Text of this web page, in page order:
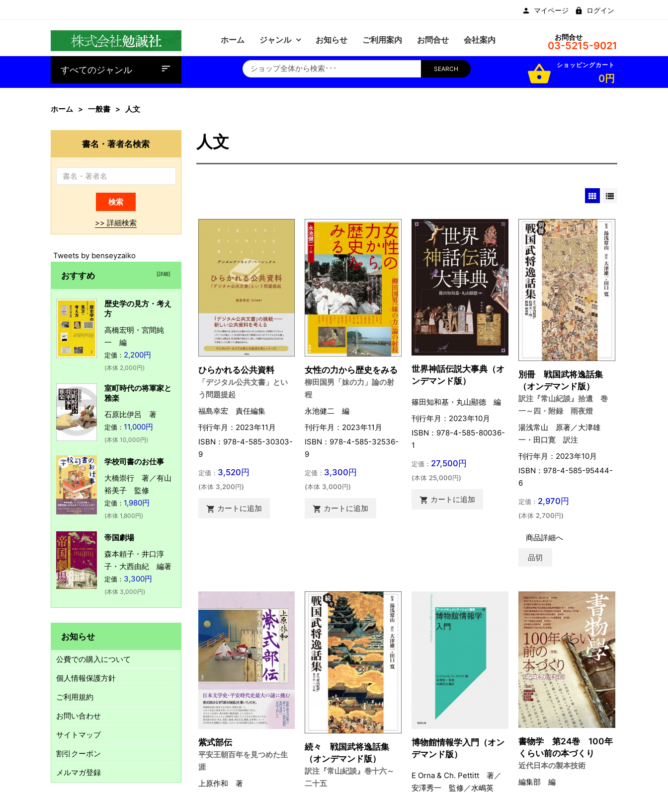
マイページ ログイン
ホーム ジャンル お知らせ ご利用案内 お問合せ 会社案内 お問合せ
03-5215-9021
すべてのジャンル
baseline_sort SEARCH shopping_basket ショッピングカート
0円
ホーム 一般書 人文
人文
ひらかれる公共資料
「デジタル公共文書」とい
う問題提起
福島幸宏 責任編集
刊行年月：2023年11月
ISBN：978-4-585-30303-
9
定価： 3,520円
(本体 3,200円)
 カートに追加
女性の力から歴史をみる
柳田国男「妹の力」論の射
程
永池健二 編
刊行年月：2023年11月
ISBN：978-4-585-32536-
9
定価： 3,300円
(本体 3,000円)
 カートに追加
世界神話伝説大事典（オ
ンデマンド版）
篠田知和基・丸山顯德 編
刊行年月：2023年10月
ISBN：978-4-585-80036-
1
定価： 27,500円
(本体 25,000円)
 カートに追加
別冊 戦国武将逸話集
（オンデマンド版）
訳注『常山紀談』拾遺 巻
一～四・附録 雨夜燈
湯浅常山 原著／大津雄
一・田口寛 訳注
刊行年月：2023年10月
ISBN：978-4-585-95444-
6
定価： 2,970円
(本体 2,700円)
商品詳細へ
品切
紫式部伝
平安王朝百年を見つめた生
涯
上原作和 著
続々 戦国武将逸話集
（オンデマンド版）
訳注『常山紀談』巻十六～
二十五
博物館情報学入門（オン
デマンド版）
E Orna & Ch. Pettitt 著／
安澤秀一 監修／水嶋英
書物学 第24巻 100年
くらい前の本づくり
近代日本の製本技術
編集部 編
書名・著者名検索
>> 詳細検索
Tweets by benseyzaiko
おすすめ [詳細]
歴史学の見方・考え
方
高橋宏明・宮間純
一 編
定価： 2,200円
(本体 2,000円)
室町時代の将軍家と
雅楽
石原比伊呂 著
定価： 11,000円
(本体 10,000円)
学校司書のお仕事
大橋崇行 著／有山
裕美子 監修
定価： 1,980円
(本体 1,800円)
帝国劇場
森本頼子・井口淳
子・大西由紀 編著
定価： 3,300円
(本体 3,000円)
お知らせ
公費での購入について
個人情報保護方針
ご利用規約
お問い合わせ
サイトマップ
割引クーポン
メルマガ登録